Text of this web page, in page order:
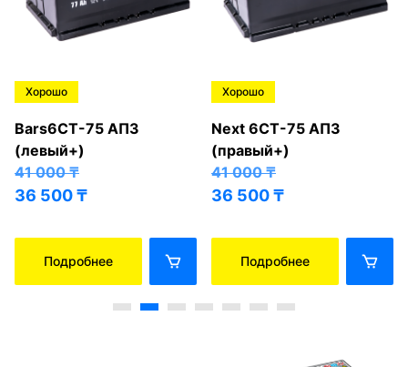
Хорошо
Bars6СТ-75 АПЗ
(левый+)
41 000₸
36 500₸
Подробнее
Хорошо
Next 6СТ-75 АПЗ
(правый+)
41 000₸
36 500₸
Подробнее